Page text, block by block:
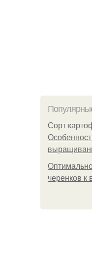
Сорт
черенков к